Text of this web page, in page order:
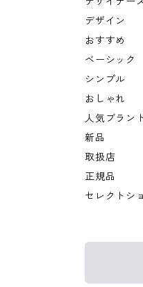
デザイン
おすすめ
ベーシック
シンプル
おしゃれ
人気ブラン
新品
取扱店
正規品
セレクトシ